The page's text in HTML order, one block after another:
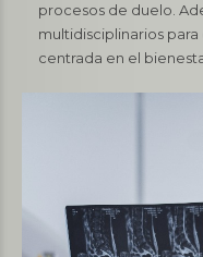
procesos de duelo.
multidisciplinarios
centrada en el